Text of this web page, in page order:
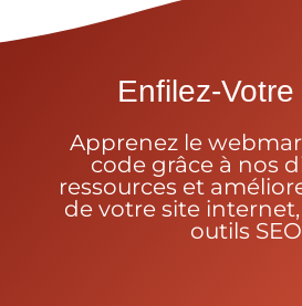
Enfilez-
Apprenez le
code grâce à nos
ressources et
de votre site
outils